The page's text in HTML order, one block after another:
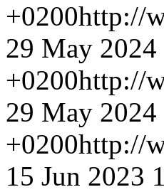
+0200http://
29 May 2024
+0200http://
29 May
+0200http://
15 Jun 2023